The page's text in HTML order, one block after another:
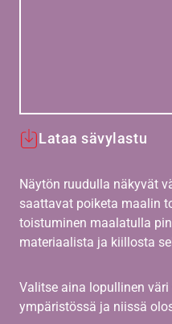
Lataa sävylastu
Näytön ruudulla näkyvät
saattavat poiketa maalin
toistuminen maalatulla
materiaalista ja kiillosta
Valitse aina lopullinen
ympäristössä ja niissä